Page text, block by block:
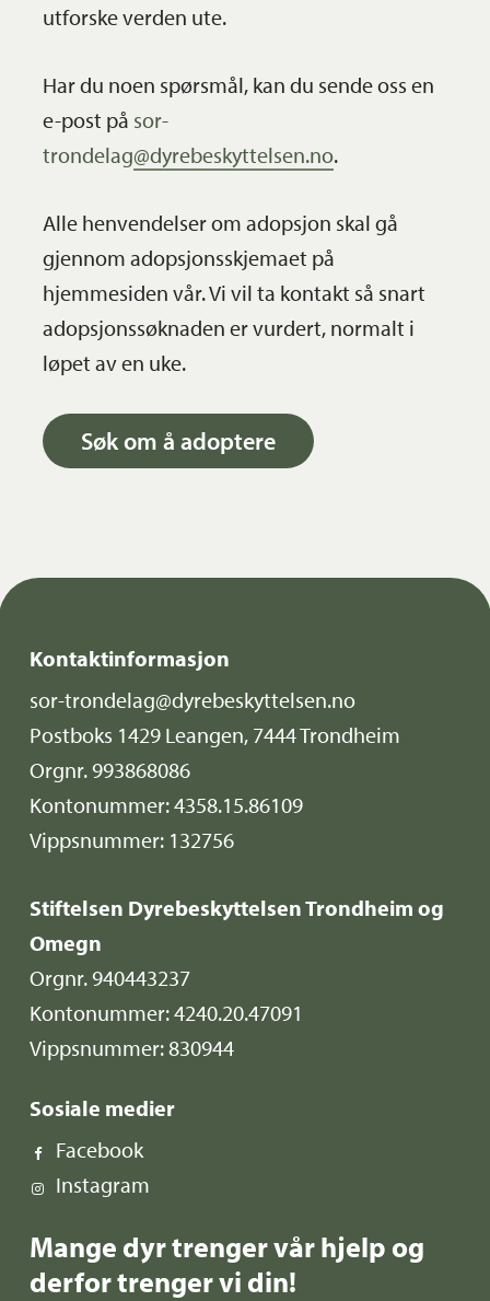
utforske verden ute.
Har du noen spørsmål, kan du sende oss en
e-post på sor-
trondelag@dyrebeskyttelsen.no.
Alle henvendelser om adopsjon skal gå
gjennom adopsjonsskjemaet på
hjemmesiden vår. Vi vil ta kontakt så snart
adopsjonssøknaden er vurdert, normalt i
løpet av en uke.
Søk om å adoptere
Kontaktinformasjon
sor-trondelag@dyrebeskyttelsen.no
Postboks 1429 Leangen, 7444 Trondheim
Orgnr. 993868086
Kontonummer: 4358.15.86109
Vippsnummer: 132756
Stiftelsen Dyrebeskyttelsen Trondheim og
Omegn
Orgnr. 940443237
Kontonummer: 4240.20.47091
Vippsnummer: 830944
Sosiale medier
Facebook
Instagram
Mange dyr trenger vår hjelp og
derfor trenger vi din!